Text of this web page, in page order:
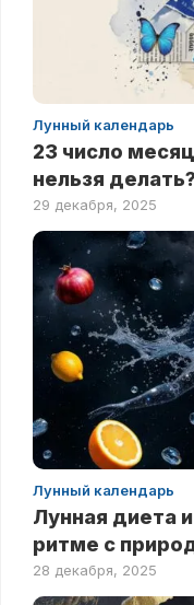
Лунный календарь
23 число
нельзя делать?
29 декабря, 2025
Лунный календарь
Лунная диета
ритме с
28 декабря, 2025